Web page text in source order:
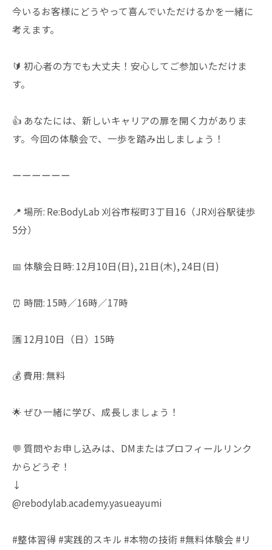
今いるお客様にどうやって喜んでいただけるかを一緒に
考えます。
🔰 初心者の方でも大丈夫！安心してご参加いただけま
す。
👍 あなたには、新しいキャリアの扉を開く力がありま
す。今回の体験会で、一歩を踏み出しましょう！
ーーーーーー
📍 場所: Re:BodyLab 刈谷市桜町3丁目16（JR刈谷駅徒歩
5分）
📅 体験会日時: 12月10日(日), 21日(木), 24日(日)
⏰ 時間: 15時／16時／17時
🈵 12月10日（日）15時
💰 費用: 無料
🌟 ぜひ一緒に学び、成長しましょう！
💬 質問やお申し込みは、DMまたはプロフィールリンク
からどうぞ！
↓
@rebodylab.academy.yasueayumi
#整体習得 #実践的スキル #本物の技術 #無料体験会 #リ